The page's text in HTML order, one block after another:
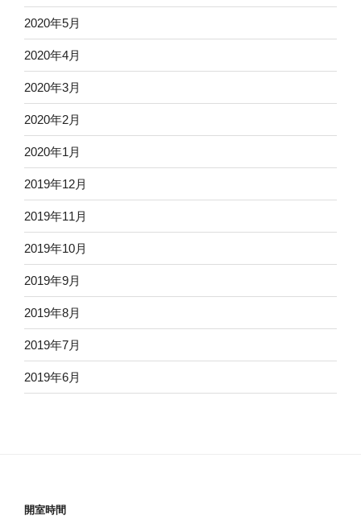
2020年5月
2020年4月
2020年3月
2020年2月
2020年1月
2019年12月
2019年11月
2019年10月
2019年9月
2019年8月
2019年7月
2019年6月
開室時間